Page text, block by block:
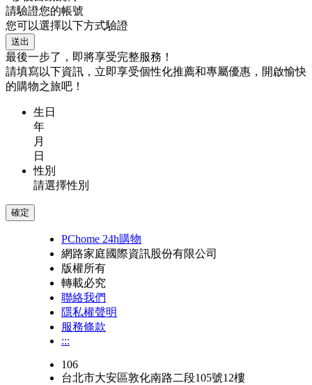
請驗證您的帳號
您可以選擇以下方式驗證
送出
最後一步了，即將享受完整服務！
請填寫以下資訊，立即享受個性化推薦和專屬優惠，開啟愉快
的購物之旅吧！
生日
年
月
日
性別
請選擇性別
確定
PChome 24h購物
網路家庭國際資訊股份有限公司
版權所有
轉載必究
聯絡我們
隱私權聲明
服務條款
:::
106
台北市大安區敦化南路二段105號12樓